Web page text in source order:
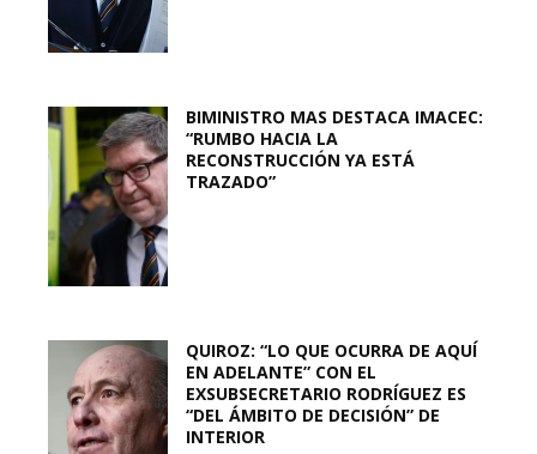
BIMINISTRO MAS DESTACA IMACEC:
“RUMBO HACIA LA
RECONSTRUCCIÓN YA ESTÁ
TRAZADO”
QUIROZ: “LO QUE OCURRA DE AQUÍ
EN ADELANTE” CON EL
EXSUBSECRETARIO RODRÍGUEZ ES
“DEL ÁMBITO DE DECISIÓN” DE
INTERIOR